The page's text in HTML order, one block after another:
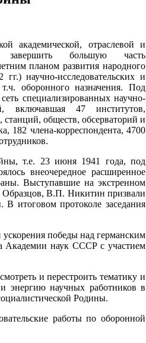
академической, отраслевой и
завершить большую часть
планом развития народного
научно-исследовательских и
оборонного назначения. Под
специализированных научно-
включавшая 47 институтов,
станций, обществ, обсерваторий и
182 члена-корреспондента, 4700
т.е. 23 июня 1941 года, под
внеочередное расширенное
Выступавшие на экстренном
В.П. Никитин призвали
итоговом протоколе заседания
победы над германским
Академии наук СССР с участием
и перестроить тематику и
энергию научных работников в
Родины.
работы по оборонной